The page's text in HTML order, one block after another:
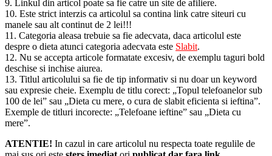
9. Linkul din articol poate sa fie catre un site de afiliere.
10. Este strict interzis ca articolul sa contina link catre siteuri cu
manele sau alt continut de 2 lei!!!
11. Categoria aleasa trebuie sa fie adecvata, daca articolul este
despre o dieta atunci categoria adecvata este Slabit.
12. Nu se accepta articole formatate excesiv, de exemplu taguri bold
deschise si inchise aiurea.
13. Titlul articolului sa fie de tip informativ si nu doar un keyword
sau expresie cheie. Exemplu de titlu corect: „Topul telefoanelor sub
100 de lei” sau „Dieta cu mere, o cura de slabit eficienta si ieftina”.
Exemple de titluri incorecte: „Telefoane ieftine” sau „Dieta cu
mere”.
ATENTIE! In cazul in care articolul nu respecta toate regulile de